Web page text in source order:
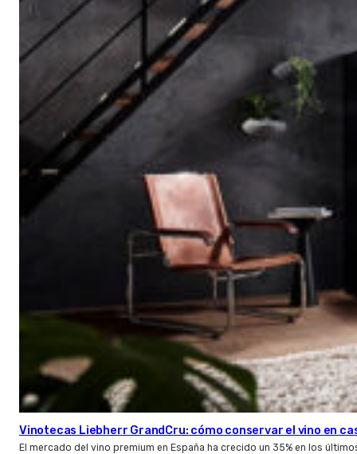
Vinotecas Liebherr GrandCru: cómo conservar el vino en
El mercado del vino premium en España ha crecido un 35% en los